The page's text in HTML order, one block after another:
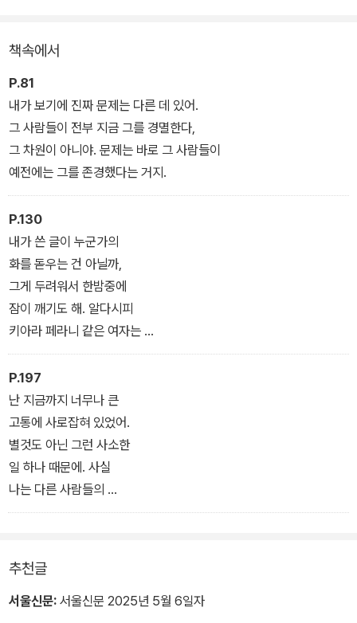
한 발언으로 소셜 미디어상에서 논란의 대상이 되며 무차별 공격을
받는다. 실제로 작가인 지피도 인스타그램에 게시된 만화로 논란에
휘말린 경험이 있었던 만큼 작품 속에는 간혹 저자 자신의 목소리가
녹아들어 있기도 하다. 소위 친구라고 믿었던 동료들을 비롯해서 그
에게 열광했던 팬들까지 모두가 하루아침에 등을 돌리고 지아니는 나
락으로 떨어진다.
지금 자신을 경멸하는 자들, 바로 그들이 이전에는 자신을 존경했던
사람들이라는 그 이율배반적인 현실이 지아니는 무엇보다 견딜 수 없
이 괴롭다. 그리고 그 고통 속에서 스테이시라는 인물이 창조된다. 그
리고 스테이시 외에도 지아니는 자신의 또 다른 자아, 즉 ‘악마’를 창
조해내는데 이는 그의 복수심과 원망을 물리적인 형태로 구현해낸 것
이다.
책속에서
P.81
내가 보기에 진짜 문제는 다른 데 있어.
그 사람들이 전부 지금 그를 경멸한다,
그 차원이 아니야. 문제는 바로 그 사람들이
예전에는 그를 존경했다는 거지.
P.130
내가 쓴 글이 누군가의
화를 돋우는 건 아닐까,
그게 두려워서 한밤중에
잠이 깨기도 해. 알다시피
키아라 페라니 같은 여자는
엄청난 파워를 지니고
있거든. 거의 “환상적”이라
할 수 있지. 원하기만
한다면 그녀는 얼마든지
당신을 무너뜨릴 수 있어.
반대로 당신을 스타로
만들어줄 수도 있고.
그런 걸 생각하면 난
P.197
난 지금까지 너무나 큰
고통에 사로잡혀 있었어.
별것도 아닌 그런 사소한
일 하나 때문에. 사실
나는 다른 사람들의
시선이 나한테 그렇게
추천글
서울신문: 서울신문 2025년 5월 6일자